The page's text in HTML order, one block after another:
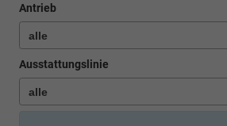
Antrieb
Ausstattungslinie